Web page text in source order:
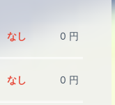
なし 0 円
なし 0 円